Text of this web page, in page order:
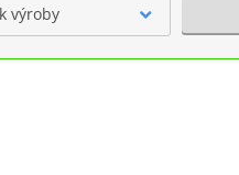
výroby